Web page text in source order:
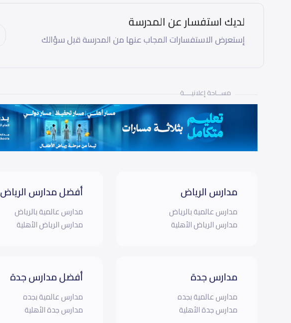
لديك استفسار عن المدرسة
إستعرض الاستفسارات المجاب عنها من المدرسة قبل سؤالك
مســـاحة إعلانيـــــة
مدارس الرياض
مدارس عالمية بالرياض
مدارس الرياض الأهلية
مدارس جدة
مدارس عالمية بجده
مدارس جدة الأهلية
أفضل مدارس الرياض
مدارس عالمية بالرياض
مدارس الرياض الأهلية
أفضل مدارس جدة
مدارس عالمية بجده
مدارس جدة الأهلية